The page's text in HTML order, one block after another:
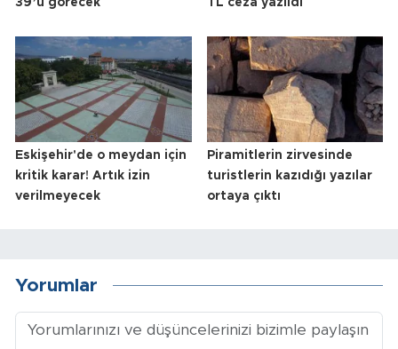
39’u görecek
TL ceza yazıldı
Eskişehir'de o meydan için
kritik karar! Artık izin
verilmeyecek
Piramitlerin zirvesinde
turistlerin kazıdığı yazılar
ortaya çıktı
Yorumlar